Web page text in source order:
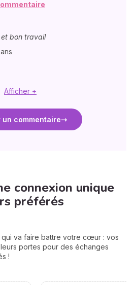
bon travail
Afficher +
un commentaire
connexion unique
préférés
qui va faire battre votre cœur : vos
portes pour des échanges
!